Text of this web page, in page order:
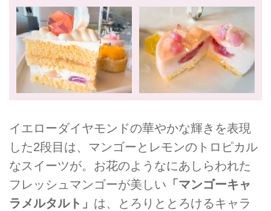
イエローダイヤモンドの華やかな輝きを表現
した2段目は、マンゴーとレモンのトロピカル
なスイーツが。お花のようなにあしらわれた
フレッシュマンゴーが美しい 「マンゴーキャ
ラメルタルト」 は、とろりととろけるキャラ